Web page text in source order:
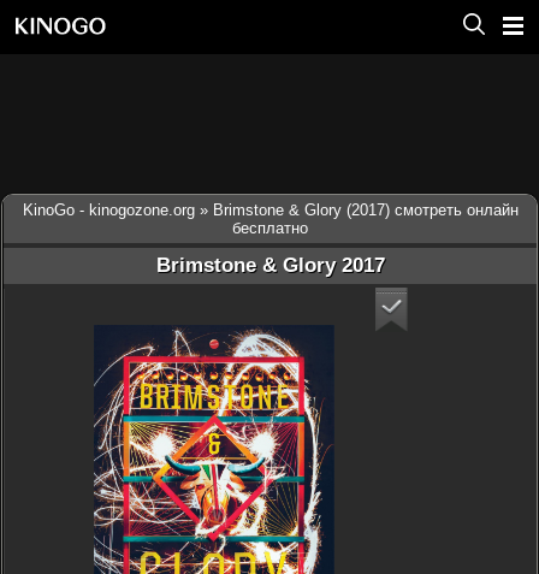
KinoGo - kinogozone.org » Brimstone & Glory (2017) смотреть онлайн
бесплатно
Brimstone & Glory 2017